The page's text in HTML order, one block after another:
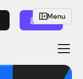
起動Menu